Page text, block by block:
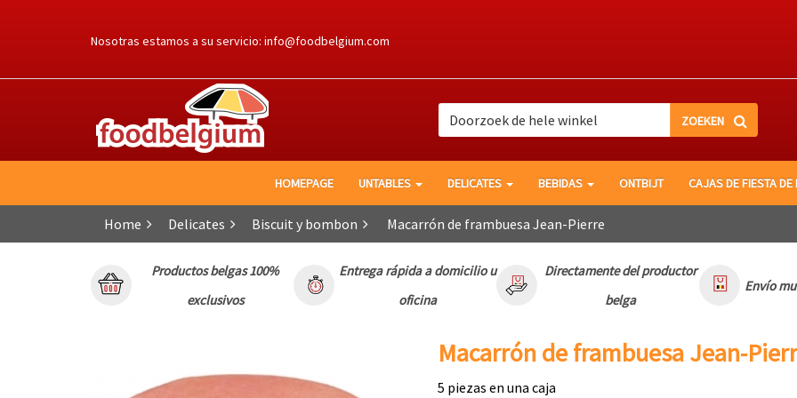
de
Nosotras estamos a su servicio: info@foodbelgium.com
search
search
HOMEPAGE UNTABLES DELICATES BEBIDAS ONTBIJT CAJAS DE FIESTA DE
Home Delicates Biscuit y bombon Macarrón de frambuesa Jean-Pierre
Productos belgas 100%
exclusivos
Entrega rápida a domicilio u
oficina
Directamente del productor
belga
Envío
Macarrón de frambuesa Jean-
5 piezas en una caja